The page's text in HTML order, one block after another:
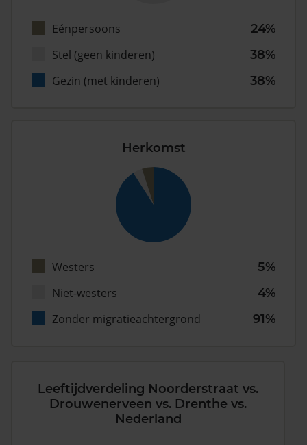
Eénpersoons
24%
Stel (geen kinderen)
38%
Gezin (met kinderen)
38%
Herkomst
Westers
5%
Niet-westers
4%
Zonder migratieachtergrond
91%
Leeftijdverdeling Noorderstraat vs.
Drouwenerveen vs. Drenthe vs.
Nederland